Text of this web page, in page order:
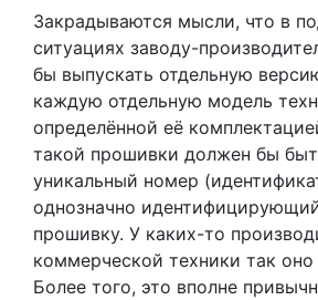
Закрадываются мысли, что в
ситуациях заводу-
бы выпускать отдельную
каждую отдельную модель
определённой её
такой прошивки должен бы
уникальный номер
однозначно
прошивку. У каких-то
коммерческой техники так оно
Более того, это вполне